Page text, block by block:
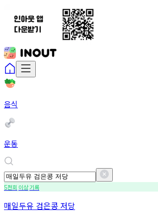
음식
운동
5천회 이상기록
매일두유 검은콩 저당